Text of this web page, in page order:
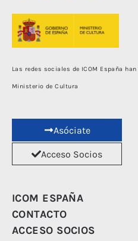
Las redes sociales de ICOM España
Ministerio de Cultura
Asóciate
Acceso Socios
ICOM ESPAÑA
CONTACTO
ACCESO SOCIOS